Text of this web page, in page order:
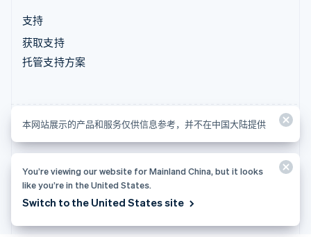
支持
获取支持
托管支持方案
© 2026 Stripe, LLC
本网站展示的产品和服务仅供信息参考，并不在中国大陆提供
You’re viewing our website for Mainland China, but it looks
like you’re in the United States.
Switch to the United States site